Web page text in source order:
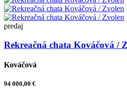
predaj
Rekreačná chata Kováčová /
Kováčová
94 000,00 €